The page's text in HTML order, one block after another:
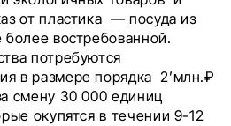
от пластика — посуда из
более востребованной.
потребуются
в размере порядка 2’млн.₽
смену 30 000 единиц
окупятся в течении 9-12